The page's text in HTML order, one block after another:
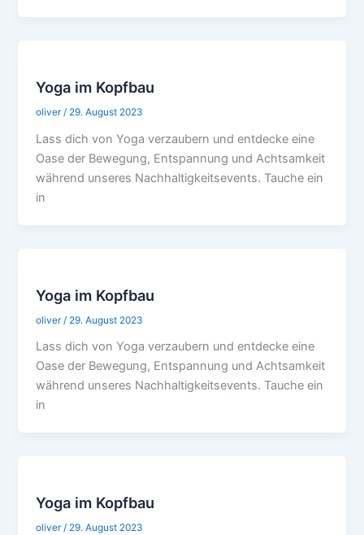
Yoga im Kopfbau
oliver/ 29. August 2023
Lass dich von Yoga verzaubern und entdecke eine
Oase der Bewegung, Entspannung und Achtsamkeit
während unseres Nachhaltigkeitsevents. Tauche ein
in
Yoga im Kopfbau
oliver / 29. August 2023
Lass dich von Yoga verzaubern und entdecke eine
Oase der Bewegung, Entspannung und Achtsamkeit
während unseres Nachhaltigkeitsevents. Tauche ein
in
Yoga im Kopfbau
oliver/ 29. August 2023